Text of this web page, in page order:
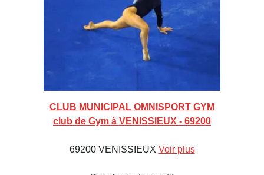
CLUB MUNICIPAL OMNISPORT GYM
club de Gym à VENISSIEUX - 69200
69200 VENISSIEUX Voir plus